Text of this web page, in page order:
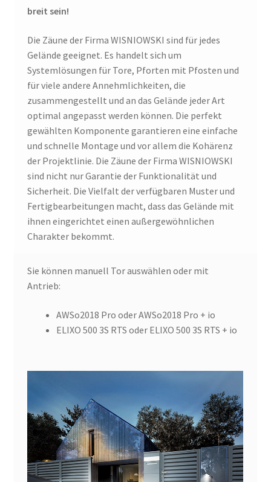
breit sein!
Die Zäune der Firma WISNIOWSKI sind für jedes
Gelände geeignet. Es handelt sich um
Systemlösungen für Tore, Pforten mit Pfosten und
für viele andere Annehmlichkeiten, die
zusammengestellt und an das Gelände jeder Art
optimal angepasst werden können. Die perfekt
gewählten Komponente garantieren eine einfache
und schnelle Montage und vor allem die Kohärenz
der Projektlinie. Die Zäune der Firma WISNIOWSKI
sind nicht nur Garantie der Funktionalität und
Sicherheit. Die Vielfalt der verfügbaren Muster und
Fertigbearbeitungen macht, dass das Gelände mit
ihnen eingerichtet einen außergewöhnlichen
Charakter bekommt.
Sie können manuell Tor auswählen oder mit
Antrieb:
AWSo2018 Pro oder AWSo2018 Pro + io
ELIXO 500 3S RTS oder ELIXO 500 3S RTS + io